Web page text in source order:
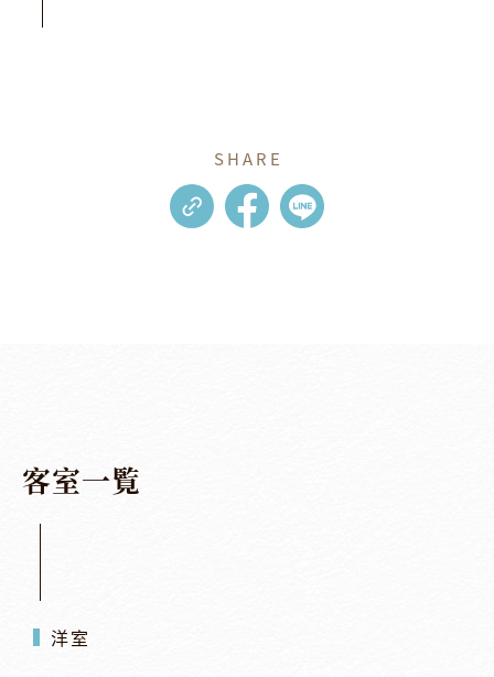
SHARE
客室一覧
洋室